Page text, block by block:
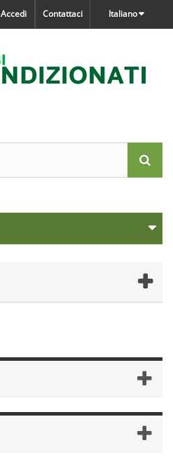
Italiano
Contattaci
Accedi